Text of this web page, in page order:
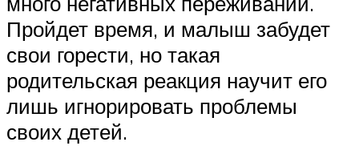
Пройдет время, и малыш забудет
свои горести, но такая
родительская реакция научит его
лишь игнорировать проблемы
своих детей.